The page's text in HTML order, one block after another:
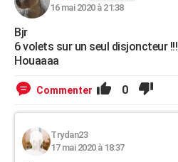
16 mai 2020 à 21:38
Bjr
6 volets sur un seul disjoncteur !!!
Houaaaa
Commenter 0
Trydan23
17 mai 2020 à 18:37